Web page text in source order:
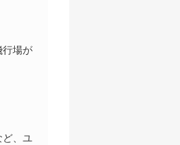
場が
、ユ